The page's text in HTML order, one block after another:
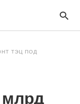
ТЭЦ ПОД
млрд